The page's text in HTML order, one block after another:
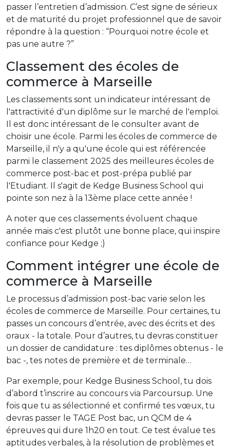
passer l’entretien d’admission. C’est signe de sérieux
et de maturité du projet professionnel que de savoir
répondre à la question : “Pourquoi notre école et
pas une autre ?”
Classement des écoles de
commerce à Marseille
Les classements sont un indicateur intéressant de
l'attractivité d'un diplôme sur le marché de l'emploi.
Il est donc intéressant de le consulter avant de
choisir une école. Parmi les écoles de commerce de
Marseille, il n'y a qu'une école qui est référencée
parmi le classement 2025 des meilleures écoles de
commerce post-bac et post-prépa publié par
l'Etudiant. Il s'agit de Kedge Business School qui
pointe son nez à la 13ème place cette année !
A noter que ces classements évoluent chaque
année mais c'est plutôt une bonne place, qui inspire
confiance pour Kedge ;)
Comment intégrer une école de
commerce à Marseille
Le processus d’admission post-bac varie selon les
écoles de commerce de Marseille. Pour certaines, tu
passes un concours d’entrée, avec des écrits et des
oraux - la totale. Pour d’autres, tu devras constituer
un dossier de candidature : tes diplômes obtenus - le
bac -, tes notes de première et de terminale…
Par exemple, pour Kedge Business School, tu dois
d’abord t’inscrire au concours via Parcoursup. Une
fois que tu as sélectionné et confirmé tes vœux, tu
devras passer le TAGE Post bac, un QCM de 4
épreuves qui dure 1h20 en tout. Ce test évalue tes
aptitudes verbales, à la résolution de problèmes et